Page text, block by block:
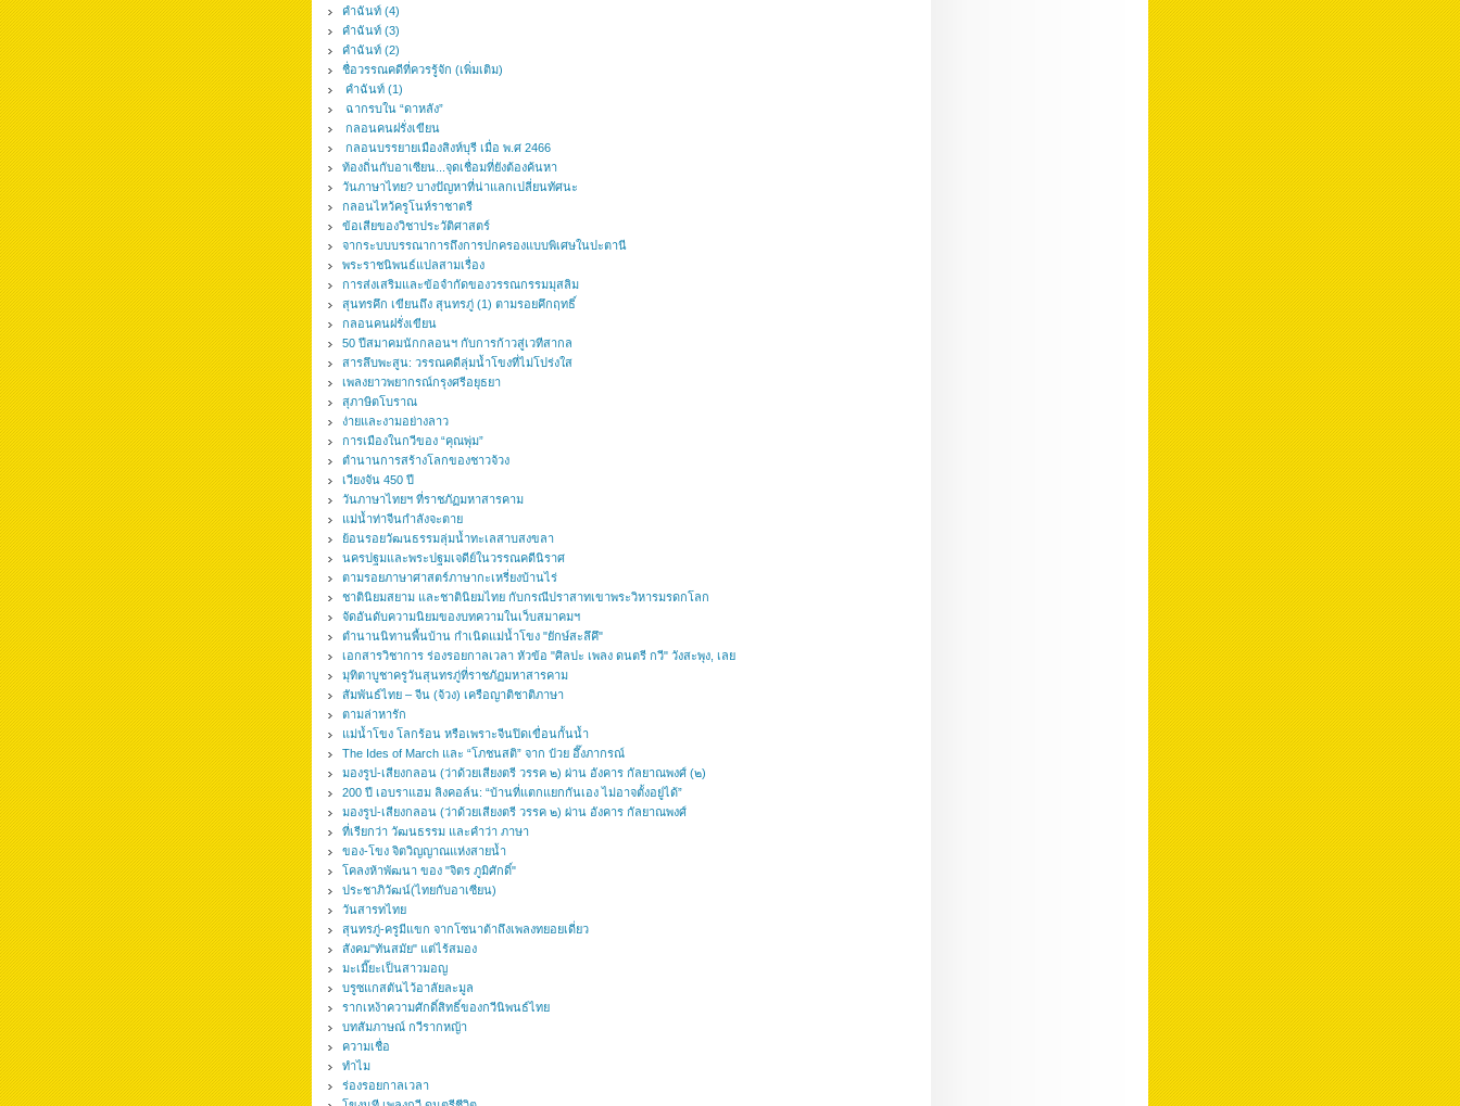
คำฉันท์ (4)
คำฉันท์ (3)
คำฉันท์ (2)
ชื่อวรรณคดีที่ควรรู้จัก (เพิ่มเติม)
คำฉันท์ (1)
ฉากรบใน “ดาหลัง”
กลอนคนฝรั่งเขียน
กลอนบรรยายเมืองสิงห์บุรี เมื่อ พ.ศ 2466
ท้องถิ่นกับอาเซียน...จุดเชื่อมที่ยังต้องค้นหา
วันภาษาไทย? บางปัญหาที่น่าแลกเปลี่ยนทัศนะ
กลอนไหว้ครูโนห์ราชาตรี
ข้อเสียของวิชาประวัติศาสตร์
จากระบบบรรณาการถึงการปกครองแบบพิเศษในปะตานี
พระราชนิพนธ์แปลสามเรื่อง
การส่งเสริมและข้อจำกัดของวรรณกรรมมุสลิม
สุนทรคึก เขียนถึง สุนทรภู่ (1) ตามรอยคึกฤทธิ์
กลอนคนฝรั่งเขียน
50 ปีสมาคมนักกลอนฯ กับการก้าวสู่เวทีสากล
สารลึบพะสูน: วรรณคดีลุ่มน้ำโขงที่ไม่โปร่งใส
เพลงยาวพยากรณ์กรุงศรีอยุธยา
สุภาษิตโบราณ
ง่ายและงามอย่างลาว
การเมืองในกวีของ “คุณพุ่ม”
ตำนานการสร้างโลกของชาวจ้วง
เวียงจัน 450 ปี
วันภาษาไทยฯ ที่ราชภัฏมหาสารคาม
แม่น้ำท่าจีนกำลังจะตาย
ย้อนรอยวัฒนธรรมลุ่มน้ำทะเลสาบสงขลา
นครปฐมและพระปฐมเจดีย์ในวรรณคดีนิราศ
ตามรอยภาษาศาสตร์ภาษากะเหรี่ยงบ้านไร่
ชาตินิยมสยาม และชาตินิยมไทย กับกรณีปราสาทเขาพระวิหารมรดกโลก
จัดอันดับความนิยมของบทความในเว็บสมาคมฯ
ตำนานนิทานพื้นบ้าน กำเนิดแม่น้ำโขง "ยักษ์สะลึคึ"
เอกสารวิชาการ ร่องรอยกาลเวลา หัวข้อ "ศิลปะ เพลง ดนตรี กวี" วังสะพุง, เลย
มุทิตาบูชาครูวันสุนทรภู่ที่ราชภัฏมหาสารคาม
สัมพันธ์ไทย – จีน (จ้วง) เครือญาติชาติภาษา
ตามล่าหารัก
แม่น้ำโขง โลกร้อน หรือเพราะจีนปิดเขื่อนกั้นน้ำ
The Ides of March และ “โภชนสติ” จาก ป๋วย อึ๊งภากรณ์
มองรูป-เสียงกลอน (ว่าด้วยเสียงตรี วรรค ๒) ผ่าน อังคาร กัลยาณพงศ์ (๒)
200 ปี เอบราแฮม ลิงคอล์น: “บ้านที่แตกแยกกันเอง ไม่อาจตั้งอยู่ได้”
มองรูป-เสียงกลอน (ว่าด้วยเสียงตรี วรรค ๒) ผ่าน อังคาร กัลยาณพงศ์
ที่เรียกว่า วัฒนธรรม และคำว่า ภาษา
ของ-โขง จิตวิญญาณแห่งสายน้ำ
โคลงห้าพัฒนา ของ "จิตร ภูมิศักดิ์"
ประชาภิวัฒน์(ไทยกับอาเซียน)
วันสารทไทย
สุนทรภู่-ครูมีแขก จากโซนาต้าถึงเพลงทยอยเดี่ยว
สังคม"ทันสมัย" แต่ไร้สมอง
มะเมี๊ยะเป็นสาวมอญ
บรูซแกสตันไว้อาลัยละมูล
รากเหง้าความศักดิ์สิทธิ์ของกวีนิพนธ์ไทย
บทสัมภาษณ์ กวีรากหญ้า
ความเชื่อ
ทำไม
ร่องรอยกาลเวลา